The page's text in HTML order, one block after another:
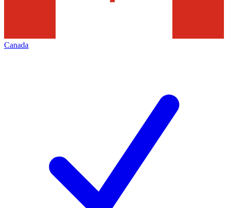
Canada